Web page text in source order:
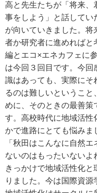
高と先生たちが「将来、
事をしよう」と話してい
が向いていきました。
者か研究者に進めればと
編とエコ×エネカフェに
は今回３回目です。今回
識はあっても、実際にそ
るのは難しいというこ
めに、そのときの最善策
す。高校時代に地域活性
かで進路にとても悩みま
「秋田はこんなに自然
ないのはもったいない
きっかけで地域活性化
りました。今は国際資源